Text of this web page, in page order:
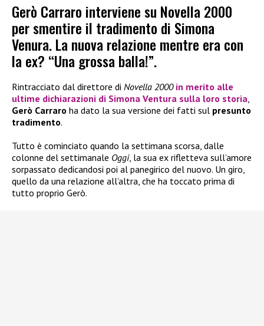
Gerò Carraro interviene su Novella 2000
per smentire il tradimento di Simona
Venura. La nuova relazione mentre era con
la ex? “Una grossa balla!”.
Rintracciato dal direttore di Novella 2000 in merito alle
ultime dichiarazioni di Simona Ventura sulla loro storia,
Gerò Carraro ha dato la sua versione dei fatti sul presunto
tradimento.
Tutto è cominciato quando la settimana scorsa, dalle
colonne del settimanale Oggi, la sua ex rifletteva sull’amore
sorpassato dedicandosi poi al panegirico del nuovo. Un giro,
quello da una relazione all’altra, che ha toccato prima di
tutto proprio Gerò.